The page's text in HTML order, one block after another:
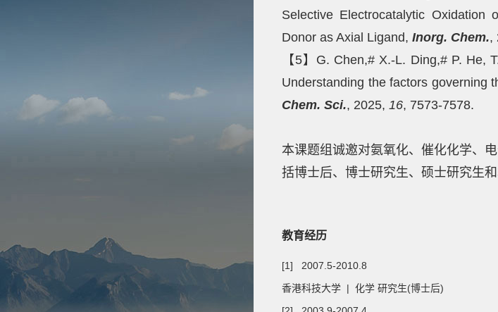
Selective Electrocatalytic Oxidation
Donor as Axial Ligand, Inorg. Chem.,
【5】G. Chen,# X.-L. Ding,# P. He,
Understanding the factors governing
Chem. Sci., 2025, 16, 7573-7578.
本课题组诚邀对氨氧化、催化化学、
括博士后、博士研究生、硕士研究生
教育经历
[1] 2007.5-2010.8
香港科技大学 | 化学 研究生(博士后)